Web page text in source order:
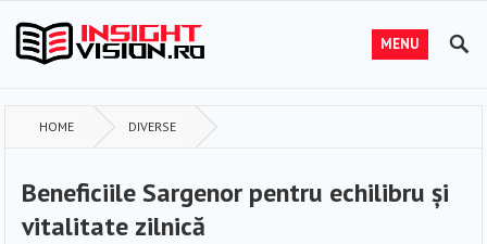
MENU
HOME DIVERSE
Beneficiile Sargenor pentru echilibru și
vitalitate zilnică